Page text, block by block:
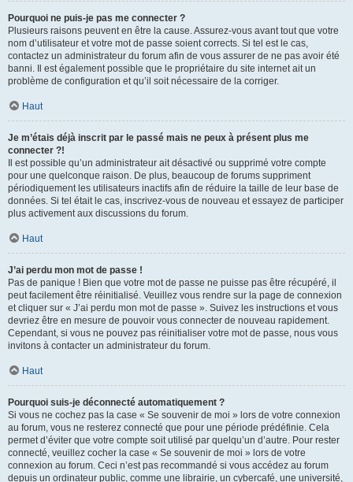
Pourquoi ne puis-je pas me connecter ?
Plusieurs raisons peuvent en être la cause. Assurez-vous avant tout que votre
nom d’utilisateur et votre mot de passe soient corrects. Si tel est le cas,
contactez un administrateur du forum afin de vous assurer de ne pas avoir été
banni. Il est également possible que le propriétaire du site internet ait un
problème de configuration et qu’il soit nécessaire de la corriger.
Haut
Je m’étais déjà inscrit par le passé mais ne peux à présent plus me
connecter ?!
Il est possible qu’un administrateur ait désactivé ou supprimé votre compte
pour une quelconque raison. De plus, beaucoup de forums suppriment
périodiquement les utilisateurs inactifs afin de réduire la taille de leur base de
données. Si tel était le cas, inscrivez-vous de nouveau et essayez de participer
plus activement aux discussions du forum.
Haut
J’ai perdu mon mot de passe !
Pas de panique ! Bien que votre mot de passe ne puisse pas être récupéré, il
peut facilement être réinitialisé. Veuillez vous rendre sur la page de connexion
et cliquer sur « J’ai perdu mon mot de passe ». Suivez les instructions et vous
devriez être en mesure de pouvoir vous connecter de nouveau rapidement.
Cependant, si vous ne pouvez pas réinitialiser votre mot de passe, nous vous
invitons à contacter un administrateur du forum.
Haut
Pourquoi suis-je déconnecté automatiquement ?
Si vous ne cochez pas la case « Se souvenir de moi » lors de votre connexion
au forum, vous ne resterez connecté que pour une période prédéfinie. Cela
permet d’éviter que votre compte soit utilisé par quelqu’un d’autre. Pour rester
connecté, veuillez cocher la case « Se souvenir de moi » lors de votre
connexion au forum. Ceci n’est pas recommandé si vous accédez au forum
depuis un ordinateur public, comme une librairie, un cybercafé, une université,